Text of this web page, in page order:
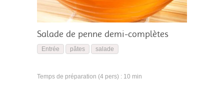
Salade de penne demi-complètes
Entrée pâtes salade
Temps de préparation (4 pers) : 10 min